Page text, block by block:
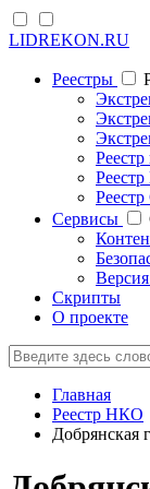
LIDREKON.RU
Реестры
Реестр
Cервисы
Скрипты
О проекте
Главная
Реестр НКО
Добрянская